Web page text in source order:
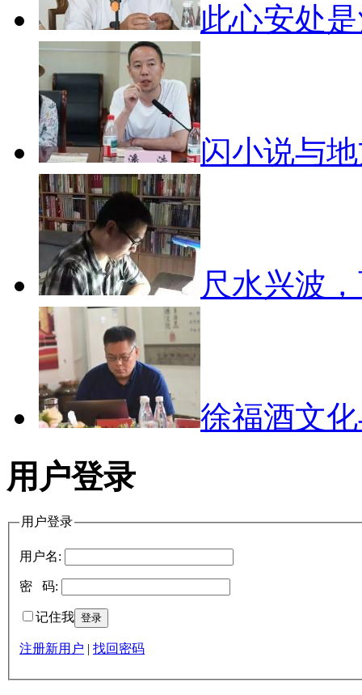
此心安处
闪小说与
尺水兴波
徐福酒文
用户登录
用户登录
用户名:
密 码:
记住我
注册新用户 | 找回密码